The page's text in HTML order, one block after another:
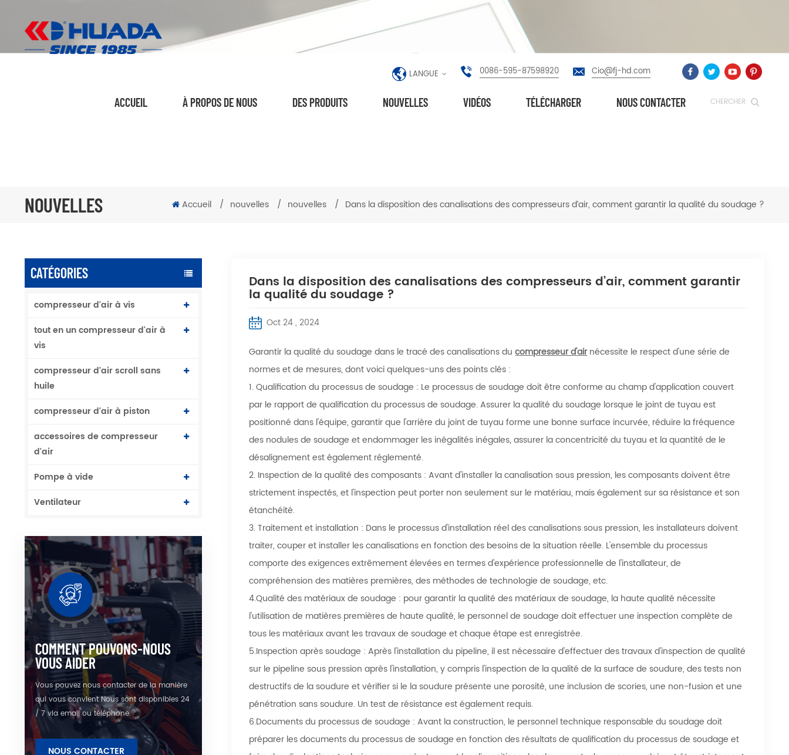
LANGUE 0086-595-87598920 Cio@fj-hd.com
ACCUEIL À PROPOS DE NOUS DES PRODUITS NOUVELLES VIDÉOS TÉLÉCHARGER NOUS CONTACTER CHERCHER
NOUVELLES Accueil / nouvelles / nouvelles / Dans la disposition des canalisations des compresseurs d’air, comment garantir la qualité du soudage ?
CATÉGORIES
compresseur d'air à vis
tout en un compresseur d'air à
vis
compresseur d'air scroll sans
huile
compresseur d'air à piston
accessoires de compresseur
d'air
Pompe à vide
Ventilateur
COMMENT POUVONS-NOUS
VOUS AIDER
Vous pouvez nous contacter de la manière
qui vous convient Nous sont disponibles 24
/ 7 via email ou téléphone.
NOUS CONTACTER
Dans la disposition des canalisations des compresseurs d’air, comment garantir
la qualité du soudage ?
Oct 24 , 2024
Garantir la qualité du soudage dans le tracé des canalisations ducompresseur d'airnécessite le respect d'une série de
normes et de mesures, dont voici quelques-uns des points clés :
1. Qualification du processus de soudage : Le processus de soudage doit être conforme au champ d'application couvert
par le rapport de qualification du processus de soudage. Assurer la qualité du soudage lorsque le joint de tuyau est
positionné dans l'équipe, garantir que l'arrière du joint de tuyau forme une bonne surface incurvée, réduire la fréquence
des nodules de soudage et endommager les inégalités inégales, assurer la concentricité du tuyau et la quantité de le
désalignement est également réglementé.
2. Inspection de la qualité des composants : Avant d'installer la canalisation sous pression, les composants doivent être
strictement inspectés, et l'inspection peut porter non seulement sur le matériau, mais également sur sa résistance et son
étanchéité.
3. Traitement et installation : Dans le processus d'installation réel des canalisations sous pression, les installateurs doivent
traiter, couper et installer les canalisations en fonction des besoins de la situation réelle. L'ensemble du processus
comporte des exigences extrêmement élevées en termes d'expérience professionnelle de l'installateur, de
compréhension des matières premières, des méthodes de technologie de soudage, etc.
4.Qualité des matériaux de soudage : pour garantir la qualité des matériaux de soudage, la haute qualité nécessite
l'utilisation de matières premières de haute qualité, le personnel de soudage doit effectuer une inspection complète de
tous les matériaux avant les travaux de soudage et chaque étape est enregistrée.
5.Inspection après soudage : Après l'installation du pipeline, il est nécessaire d'effectuer des travaux d'inspection de qualité
sur le pipeline sous pression après l'installation, y compris l'inspection de la qualité de la surface de soudure, des tests non
destructifs de la soudure et vérifier si le la soudure présente une porosité, une inclusion de scories, une non-fusion et une
pénétration sans soudure. Un test de résistance est également requis.
6.Documents du processus de soudage : Avant la construction, le personnel technique responsable du soudage doit
préparer les documents du processus de soudage en fonction des résultats de qualification du processus de soudage et